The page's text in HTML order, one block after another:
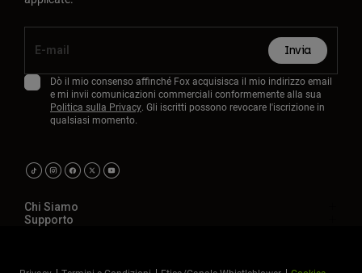
Invia
Dò il mio consenso affinché Fox acquisisca il mio indirizzo email
e mi invii comunicazioni commerciali conformemente alla sua
Politica sulla Privacy. Gli iscritti possono revocare l'iscrizione in
qualsiasi momento.
Chi Siamo
Supporto